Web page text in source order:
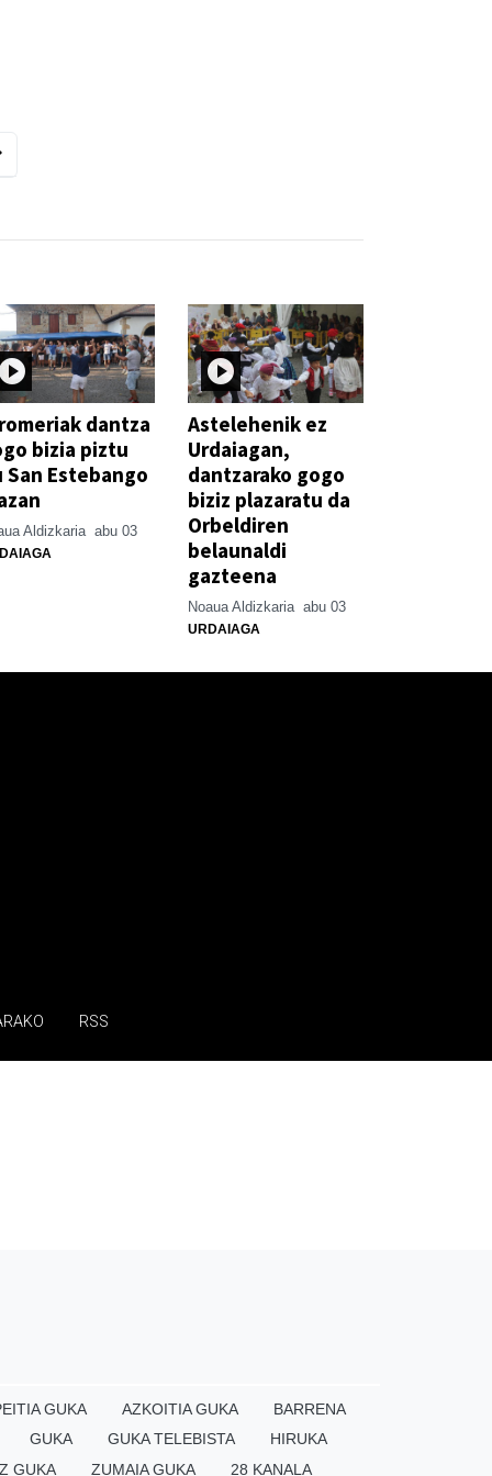
dantza
bizia piztu
San Estebango
Aldizkaria abu 03
Astelehenik ez
Urdaiagan,
dantzarako gogo
biziz plazaratu da
Orbeldiren
belaunaldi
gazteena
Noaua Aldizkaria abu 03
URDAIAGA
RSS
GUKA AZKOITIA GUKA
BARRENA
GUKA
GUKA TELEBISTA
HIRUKA
GUKA
ZUMAIA GUKA 28 KANALA